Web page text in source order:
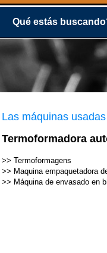
Qué estás
Las máquinas
Termoformadora
>> Termoformagens
>> Maquina empaquetadora
>> Máquina de envasado en